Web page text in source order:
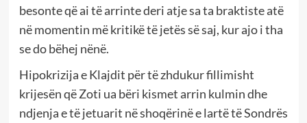
besonte që ai të arrinte deri atje sa ta braktiste atë
në momentin më kritikë të jetës së saj, kur ajo i tha
se do bëhej nënë.
Hipokrizija e Klajdit për të zhdukur fillimisht
krijesën që Zoti ua bëri kismet arrin kulmin dhe
ndjenja e të jetuarit në shoqërinë e lartë të Sondrës